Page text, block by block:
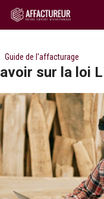
Guide de l'affacturage
sur la loi